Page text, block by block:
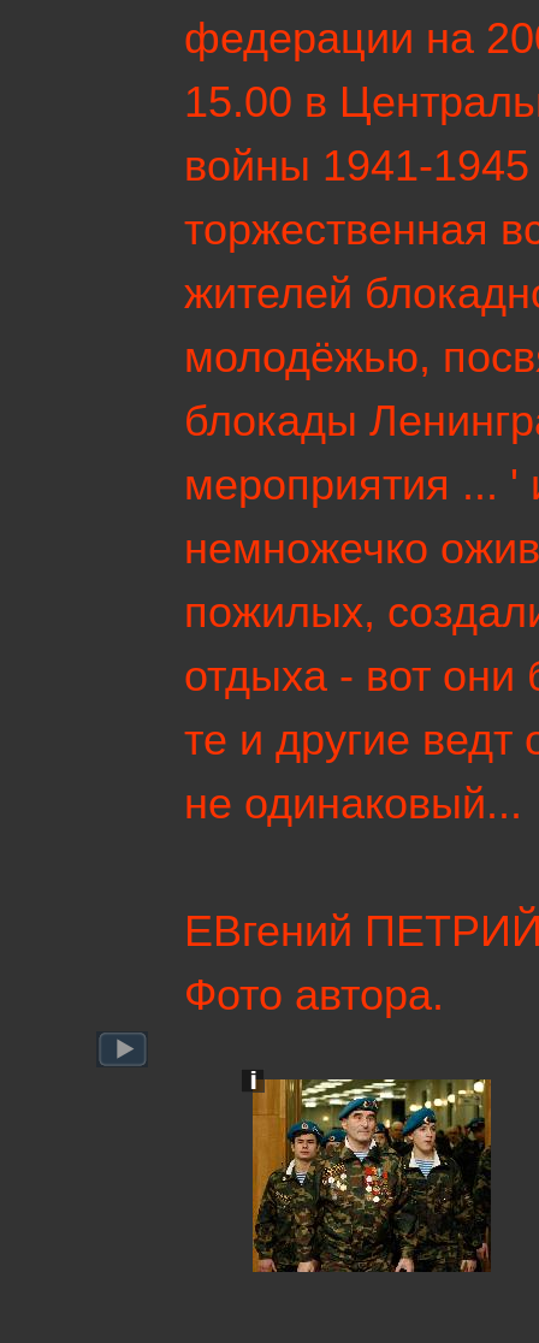
федерации на
15.00 в
войны 1941-1945
торжественная
жителей
молодёжью,
блокады
мероприятия ... '
немножечко
пожилых,
отдыха - вот
те и другие
не одинаковый...
ЕВгений
Фото автора.